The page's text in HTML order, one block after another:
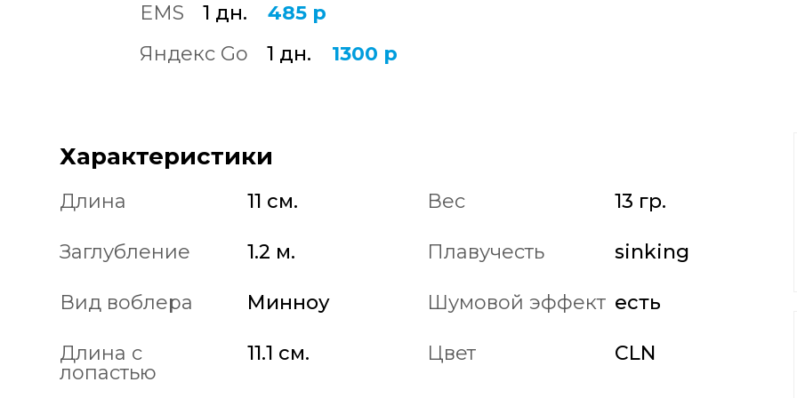
EMS 1 дн.
485 р
Яндекс Go
1 дн. 1300 р
Характеристики
Длина 11 см. Вес 13 гр.
Заглубление 1.2 м. Плавучесть sinking
Вид воблера Минноу Шумовой эффект есть
Длина с
лопастью
11.1 см. Цвет CLN